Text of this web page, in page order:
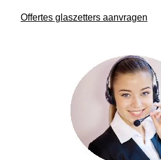
Offertes glaszetters aanvragen